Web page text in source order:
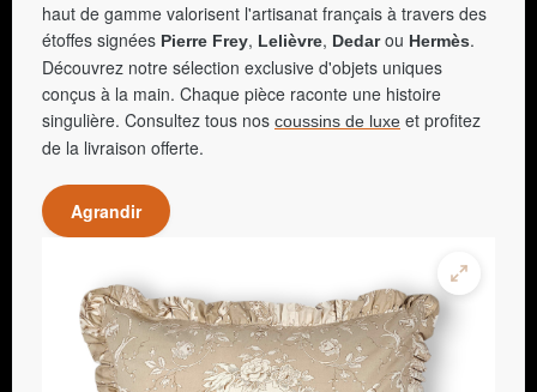
haut de gamme valorisent l'artisanat français à travers des
étoffes signées Pierre Frey, Lelièvre, Dedarou Hermès.
Découvrez notre sélection exclusive d'objets uniques
conçus à la main. Chaque pièce raconte une histoire
singulière. Consultez tous nos coussins de luxe et profitez
de la livraison offerte.
Agrandir